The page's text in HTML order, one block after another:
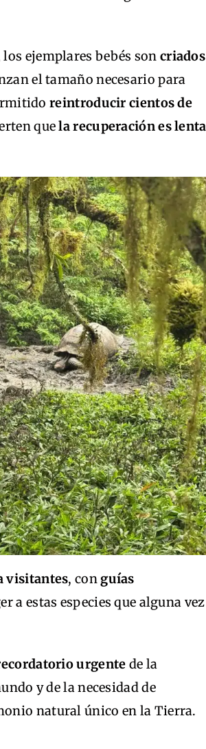
los ejemplares bebés son criados
el tamaño necesario para
reintroducir cientos de
quela recuperación es lenta
visitantes, conguías
a estas especies que alguna vez
urgente de la
y de la necesidad de
natural único en la Tierra.